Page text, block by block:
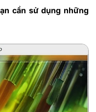
cần sử dụng những